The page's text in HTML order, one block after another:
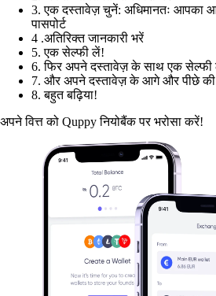
3. एक दस्तावेज़ चुनें: अधिमानतः आपका
पासपोर्ट
4 .अतिरिक्त जानकारी भरें
5. एक सेल्फी लें!
6. फिर अपने दस्तावेज़ के साथ एक सेल्फी
7. और अपने दस्तावेज़ के आगे और पीछे की
8. बहुत बढ़िया!
अपने वित्त को Quppy नियोबैंक पर भरोसा करें!